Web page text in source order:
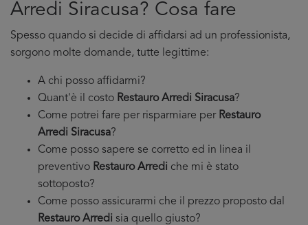
Arredi Siracusa? Cosa fare
Spesso quando si decide di affidarsi ad un professionista,
sorgono molte domande, tutte legittime:
A chi posso affidarmi?
Quant'è il costo Restauro Arredi Siracusa?
Come potrei fare per risparmiare per Restauro
Arredi Siracusa?
Come posso sapere se corretto ed in linea il
preventivo Restauro Arredi che mi è stato
sottoposto?
Come posso assicurarmi che il prezzo proposto dal
Restauro Arredi sia quello giusto?